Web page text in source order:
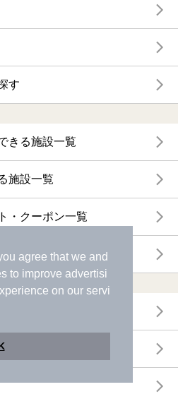
agree that we and
to improve advertisi
on our servi
す
きる施設一覧
施設一覧
・クーポン一覧
ト・クーポン一覧